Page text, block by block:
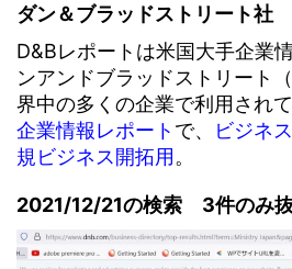
ダン＆ブラッドストリート社
D&Bレポートは米国大手企業
ンアンドブラッドストリート
界中の多くの企業で利用され
企業情報レポート で、
ビジネ
規ビジネス開拓用 。
2021/12/21の検索 3件のみ